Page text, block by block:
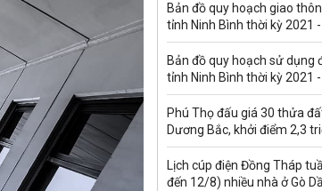
Bản đồ quy hoạch giao
tỉnh Ninh Bình thời kỳ 2021
Bản đồ quy hoạch sử dụng
tỉnh Ninh Bình thời kỳ 2021
Phú Thọ đấu giá 30 thửa
Dương Bắc, khởi điểm 2,3
Lịch cúp điện Đồng Tháp
đến 12/8) nhiều nhà ở Gò